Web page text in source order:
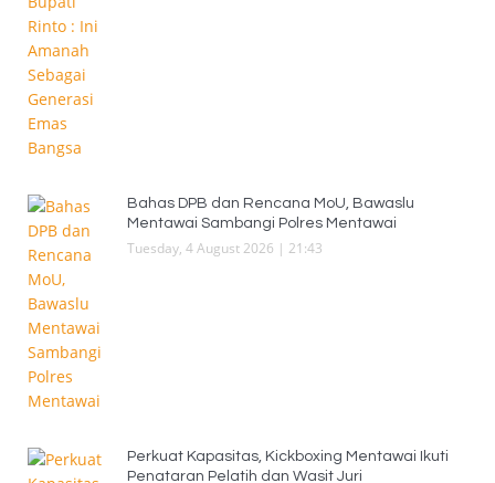
Bahas DPB dan Rencana MoU, Bawaslu
Mentawai Sambangi Polres Mentawai
Tuesday, 4 August 2026 | 21:43
Perkuat Kapasitas, Kickboxing Mentawai Ikuti
Penataran Pelatih dan Wasit Juri